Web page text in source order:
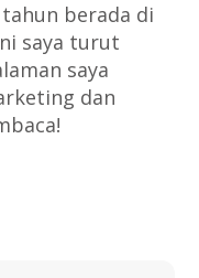
berada di
saya turut
saya
dan